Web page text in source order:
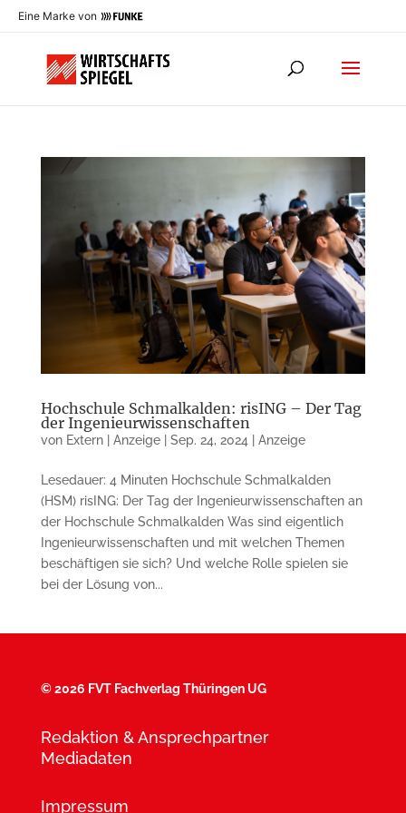
Eine Marke von
Hochschule Schmalkalden: risING – Der Tag
der Ingenieurwissenschaften
von Extern | Anzeige| Sep. 24, 2024 Anzeige
Lesedauer: 4 Minuten Hochschule Schmalkalden
(HSM) risING: Der Tag der Ingenieurwissenschaften an
der Hochschule Schmalkalden Was sind eigentlich
Ingenieurwissenschaften und mit welchen Themen
beschäftigen sie sich? Und welche Rolle spielen sie
bei der Lösung von...
©2026 FVT Fachverlag Thüringen UG
Redaktion & Ansprechpartner
Mediadaten
Impressum